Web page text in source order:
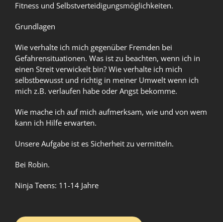
Fitness und Selbstverteidigungsmöglichkeiten.
Grundlagen
Wie verhalte ich mich gegenüber Fremden bei
Gefahrensituationen. Was ist zu beachten, wenn ich in
einen Streit verwickelt bin? Wie verhalte ich mich
selbstbewusst und richtig in meiner Umwelt wenn ich
mich z.B. verlaufen habe oder Angst bekomme.
Wie mache ich auf mich aufmerksam, wie und von wem
kann ich Hilfe erwarten.
Unsere Aufgabe ist es Sicherheit zu vermitteln.
Bei Robin.
Ninja Teens: 11-14 Jahre